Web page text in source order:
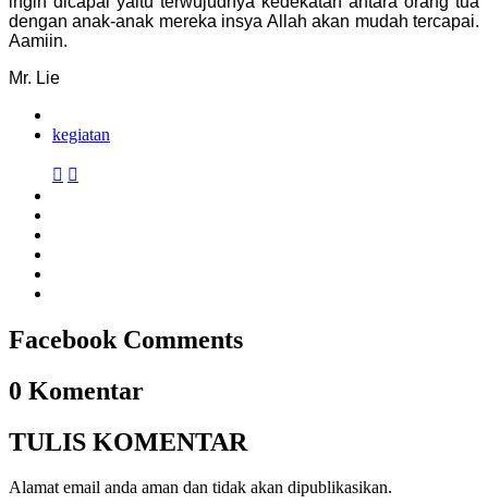
dengan anak-anak mereka insya Allah akan mudah tercapai.
Aamiin.
Mr. Lie
kegiatan
 
Facebook Comments
0 Komentar
TULIS KOMENTAR
Alamat email anda aman dan tidak akan dipublikasikan.